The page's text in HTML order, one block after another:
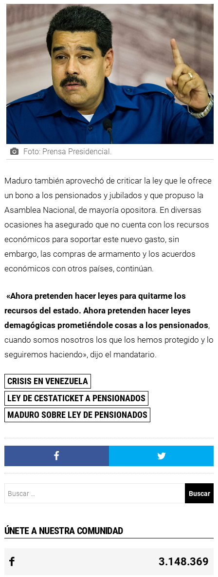
Foto: Prensa Presidencial.
Maduro también aprovechó de criticar la ley que le ofrece
un bono a los pensionados y jubilados y que propuso la
Asamblea Nacional, de mayoría opositora. En diversas
ocasiones ha asegurado que no cuenta con los recursos
económicos para soportar este nuevo gasto, sin
embargo, las compras de armamento y los acuerdos
económicos con otros países, continúan.
«Ahora pretenden hacer leyes para quitarme los
recursos del estado. Ahora pretenden hacer leyes
demagógicas prometiéndole cosas a los pensionados,
cuando somos nosotros los que los hemos protegido y lo
seguiremos haciendo», dijo el mandatario.
CRISIS EN VENEZUELA
LEY DE CESTATICKET A PENSIONADOS
MADURO SOBRE LEY DE PENSIONADOS
ÚNETE A NUESTRA COMUNIDAD
3.148.369